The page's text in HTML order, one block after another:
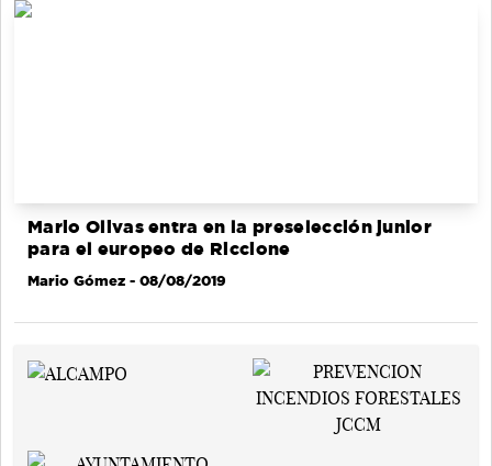
Mario Olivas entra en la preselección junior
para el europeo de Riccione
Mario Gómez - 08/08/2019